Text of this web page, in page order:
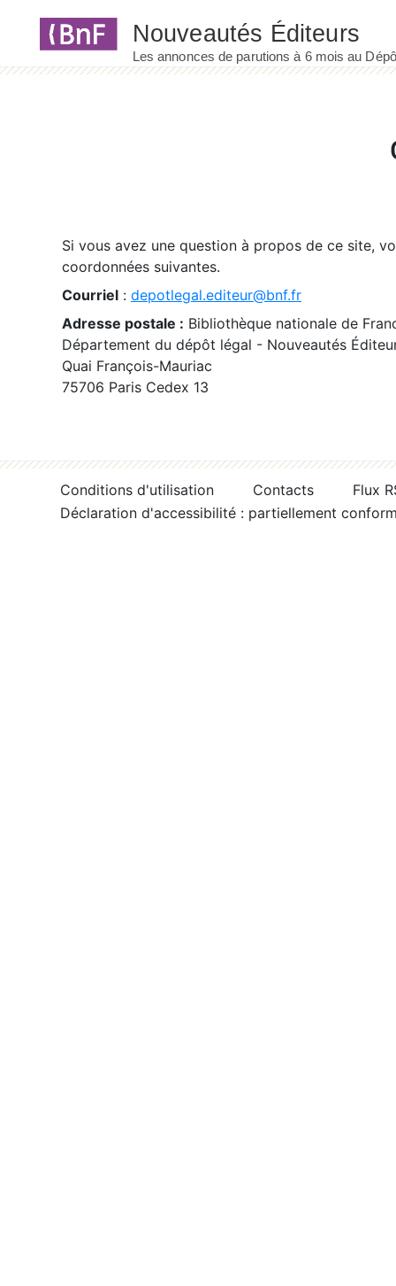
Si vous avez une question à propos de ce site,
coordonnées suivantes.
Courriel : depotlegal.editeur@bnf.fr
Adresse postale : Bibliothèque nationale de
Département du dépôt légal - Nouveautés
Quai François-Mauriac
75706 Paris Cedex 13
Conditions d'utilisation Contacts
Flux
Déclaration d'accessibilité : partiellement